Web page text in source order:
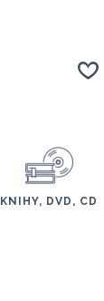
KNIHY, DVD, CD